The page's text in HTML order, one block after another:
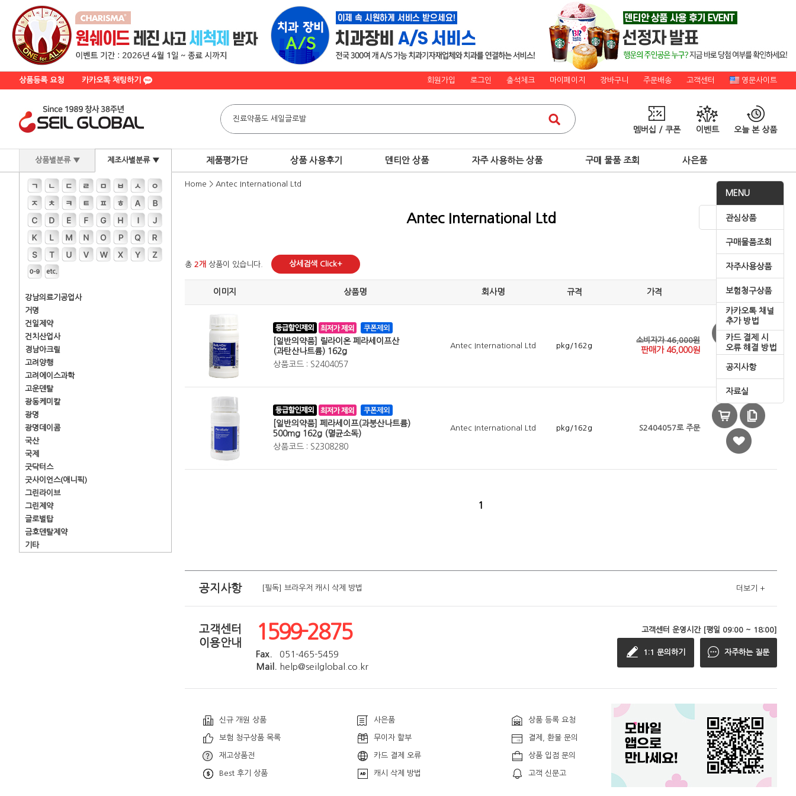
상품등록 요청 카카오톡 채팅하기 회원가입 로그인 출석체크 마이페이지 장바구니 주문배송 고객센터 영문사이트
멤버십 / 쿠폰 이벤트 오늘 본 상품
상품별분류 ▼ 제조사별분류 ▼
강남의료기공업사
거명
건일제약
건치산업사
경남아크릴
고려양행
고려에이스과학
고운덴탈
광동케미칼
광명
광명데이콤
국산
국제
굿닥터스
굿사이언스(애니픽)
그린라이브
그린제약
글로벌탑
금호덴탈제약
기타
제품평가단 상품 사용후기 덴티안 상품 자주 사용하는 상품 구매 물품 조회 사은품
MENU
관심상품
구매물품조회
자주사용상품
보험청구상품
카카오톡 채널
추가 방법
카드 결제 시
오류 해결 방법
공지사항
자료실
Home > Antec International Ltd
Antec International Ltd
총 2개 상품이 있습니다. 상세검색 Click+
이미지 상품명 회사명 규격 가격
[일반의약품] 릴라이온 페라세이프산
(과탄산나트륨) 162g
상품코드 : S2404057
Antec International Ltd pkg/162g
소비자가 46,000원
판매가 46,000원
[일반의약품] 페라세이프(과붕산나트륨)
500mg 162g (멸균소독)
상품코드 : S2308280
Antec International Ltd pkg/162g S2404057로 주문
1
공지사항
[필독] 브라우저 캐시 삭제 방법
[필독] 브라우저 캐시 삭제 방법
더보기 +
고객센터
이용안내
1599-2875
Fax.
051-465-5459
Mail. help@seilglobal.co.kr
고객센터 운영시간 [평일 09:00 ~ 18:00]
1:1 문의하기 자주하는 질문
신규 개원 상품 사은품 상품 등록 요청
보험 청구상품 목록 무이자 할부 결제, 환불 문의
재고상품전 카드 결제 오류 상품 입점 문의
Best 후기 상품 캐시 삭제 방법 고객 신문고